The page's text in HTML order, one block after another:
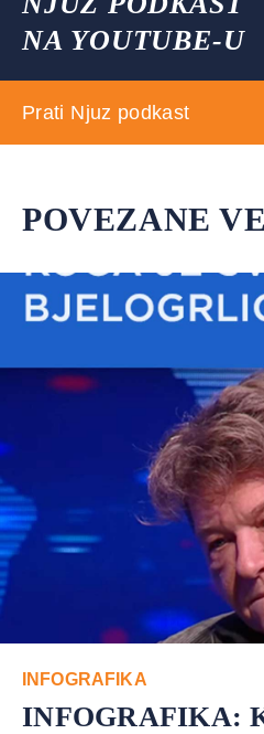
NA YOUTUBE-U
Prati Njuz podkast
POVEZANE
INFOGRAFIKA
INFOGRAFIKA: